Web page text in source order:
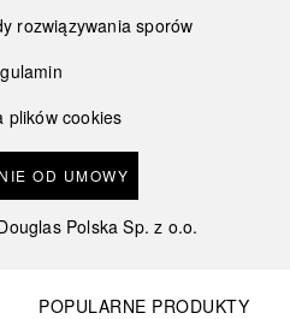
rozwiązywania sporów
plików cookies
OD UMOWY
Polska Sp. z o.o.
POPULARNE PRODUKTY